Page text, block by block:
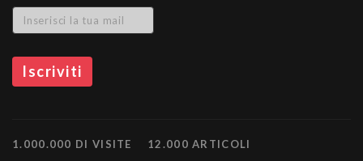
1.000.000 DI VISITE 12.000 ARTICOLI